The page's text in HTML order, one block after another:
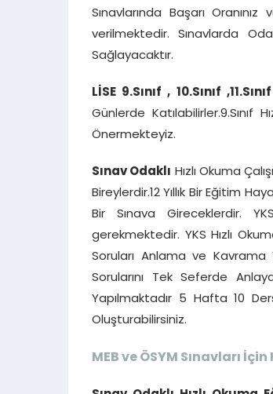
Sınavlarında Başarı
verilmektedir. Sınavlarda
Sağlayacaktır.
LİSE 9.Sınıf , 10.Sınıf ,11.Sınıf
Günlerde Katılabilirler.9.Sınıf
Önermekteyiz.
Sınav Odaklı Hızlı Okuma
Bireylerdir.12 Yıllık Bir Eğitim
Bir Sınava Gireceklerdir.
gerekmektedir. YKS Hızlı
Soruları Anlama ve
Sorularını Tek Seferde
Yapılmaktadır 5 Hafta 10
Oluşturabilirsiniz.
MEB ve ÖSYM Sınavları